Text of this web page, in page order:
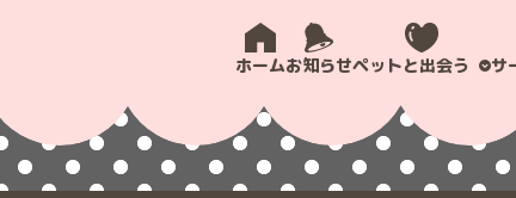
ホームお知らせペットと出会う サ